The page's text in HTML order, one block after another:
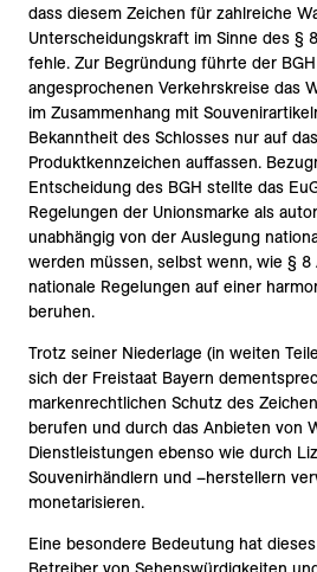
dass diesem Zeichen für zahlreiche
Unterscheidungskraft im Sinne des §
fehle. Zur Begründung führte der
angesprochenen Verkehrskreise das
im Zusammenhang mit
Bekanntheit des Schlosses nur auf
Produktkennzeichen auffassen.
Entscheidung des BGH stellte das
Regelungen der Unionsmarke als
unabhängig von der Auslegung
werden müssen, selbst wenn, wie § 8
nationale Regelungen auf einer
beruhen.
Trotz seiner Niederlage (in weiten
sich der Freistaat Bayern
markenrechtlichen Schutz des
berufen und durch das Anbieten von
Dienstleistungen ebenso wie durch
Souvenirhändlern und –herstellern
monetarisieren.
Eine besondere Bedeutung hat